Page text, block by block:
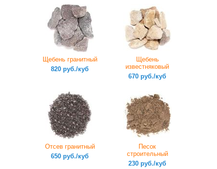
Щебень гранитный
820 руб./куб
Щебень
известняковый
670 руб./куб
Отсев гранитный
650 руб./куб
Песок
строительный
230 руб./куб